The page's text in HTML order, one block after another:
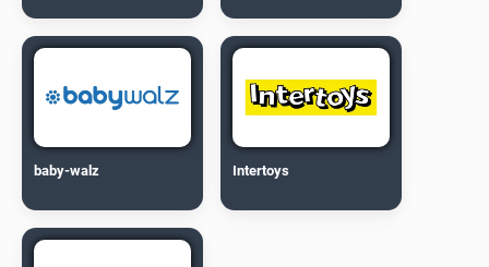
baby-walz Intertoys